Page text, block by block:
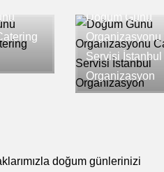
Doğum Günü
Organizasyonu
Servisi İstanbul
Organizasyon
doğum günlerinizi